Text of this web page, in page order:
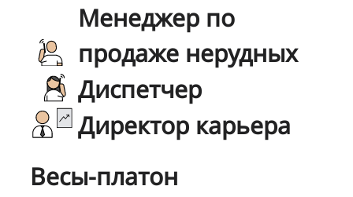
Менеджер по
продаже нерудных
Диспетчер
Директор карьера
Весы-платон